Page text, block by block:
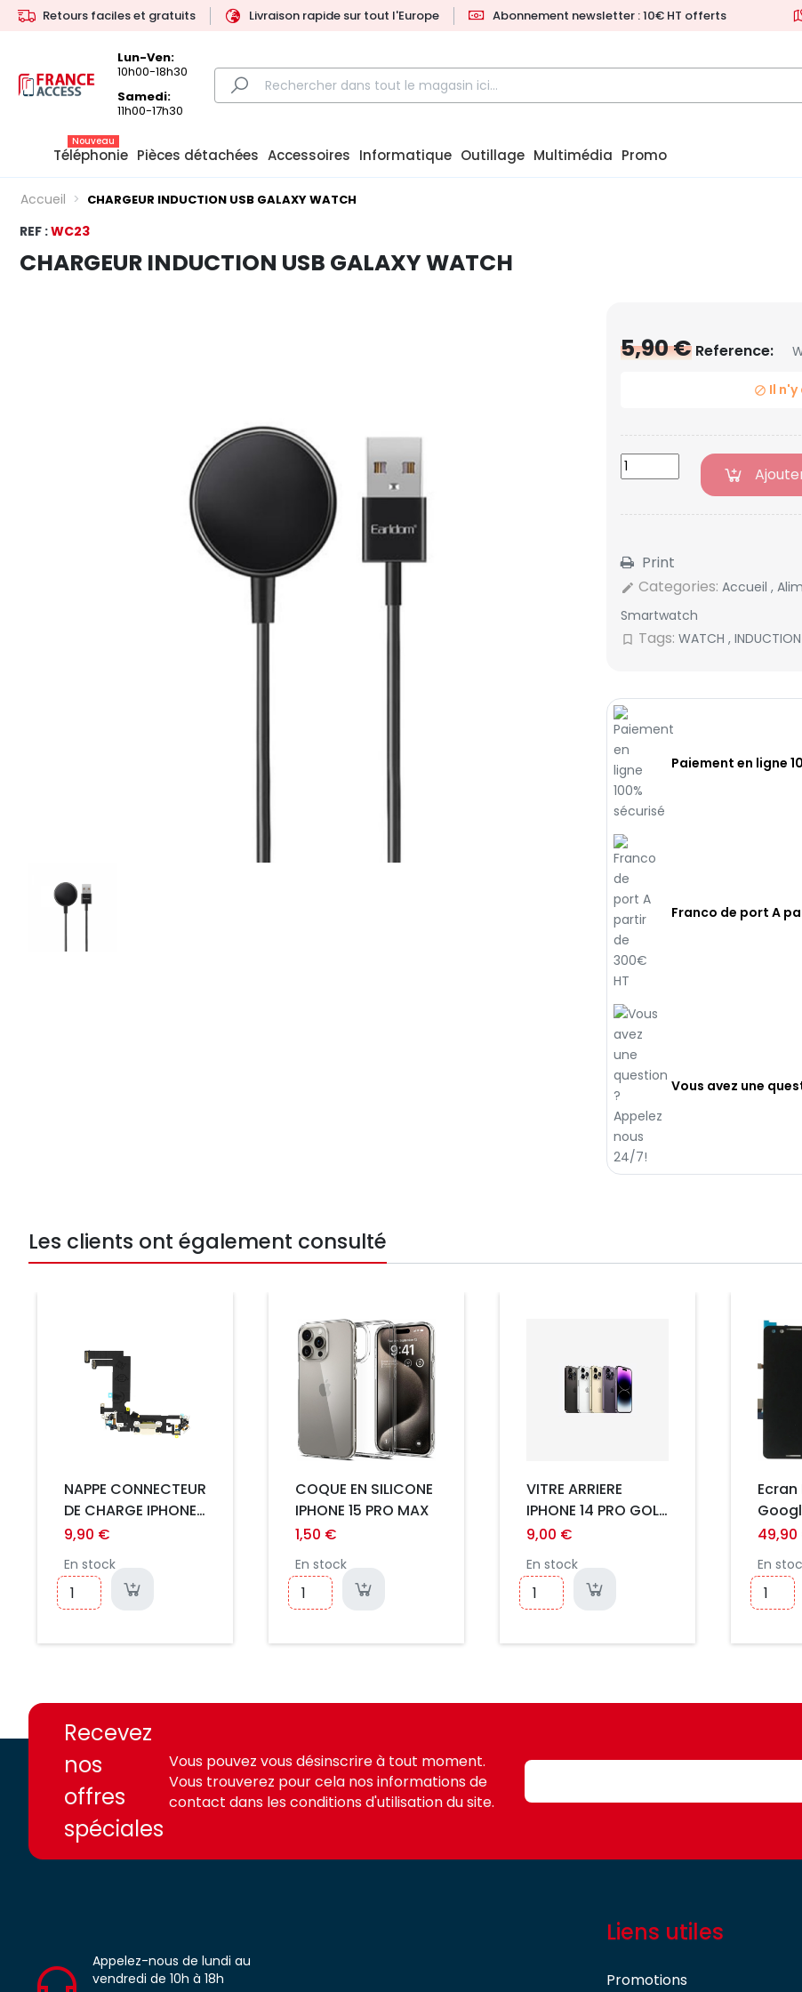
Retours faciles et gratuits Livraison rapide sur tout l'Europe Abonnement newsletter : 10€ HT offerts
Lun-Ven:
10h00-18h30
Samedi:
11h00-17h30
Téléphonie
Nouveau
Pièces détachées Accessoires Informatique Outillage Multimédia Promo
Accueil CHARGEUR INDUCTION USB GALAXY WATCH
REF :WC23
CHARGEUR INDUCTION USB GALAXY WATCH
5,90 € Reference:
 Il
Print
edit Categories: Accueil ,
Smartwatch
bookmark_border Tags: WATCH , INDUCTION
Paiement en ligne
Franco de port A
Vous avez une
Les clients ont également consulté
NAPPE CONNECTEUR
DE CHARGE IPHONE
13 MINI COMPATIBLE
9,90 €
En stock
Prix
COQUE EN SILICONE
IPHONE 15 PRO MAX
1,50 €
En stock
VITRE ARRIERE
IPHONE 14 PRO GOLD
*** GRAND TROU
9,00 €
En stock
Prix
Noir
En
access.fr
access.fr
Recevez
nos
offres
spéciales
Vous pouvez vous désinscrire à tout moment.
Vous trouverez pour cela nos informations de
contact dans les conditions d'utilisation du site.
Appelez-nous de lundi au
vendredi de 10h à 18h
Liens utiles
Promotions